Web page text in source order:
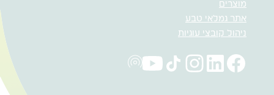
מוצרים
אתר גמלאי טבע
ניהול קובצי עוגיות